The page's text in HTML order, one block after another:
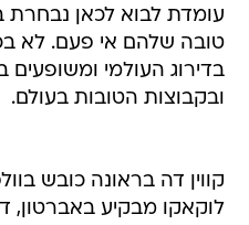
עומדת לבוא לכאן נבחרת
טובה שלהם אי פעם. לא
בדירוג העולמי
ובקבוצות הטובות בעולם.
קווין דה בראונה כובש
לוקאקו מבקיע באברטון,